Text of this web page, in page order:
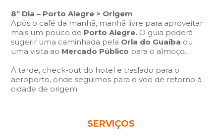
8º Dia – Porto Alegre > Origem
Após o café da manhã, manhã livre para aproveitar
mais um pouco de Porto Alegre. O guia poderá
sugerir uma caminhada pela Orla do Guaíba ou
uma visita ao Mercado Público para o almoço.
À tarde, check-out do hotel e traslado para o
aeroporto, onde seguimos para o voo de retorno à
cidade de origem.
SERVIÇOS